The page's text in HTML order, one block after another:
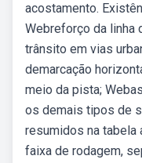
acostamento.
Webreforço da linha
trânsito em vias
demarcação
meio da pista;
os demais tipos de
resumidos na tabela
faixa de rodagem,